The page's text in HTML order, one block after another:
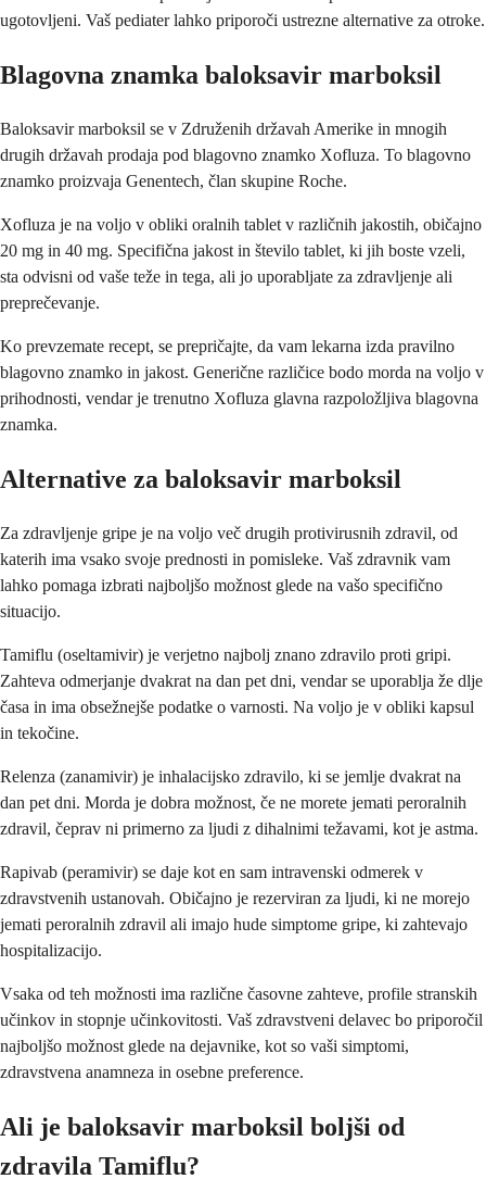
ugotovljeni. Vaš pediater lahko priporoči ustrezne alternative za otroke.
Blagovna znamka baloksavir marboksil
Baloksavir marboksil se v Združenih državah Amerike in mnogih
drugih državah prodaja pod blagovno znamko Xofluza. To blagovno
znamko proizvaja Genentech, član skupine Roche.
Xofluza je na voljo v obliki oralnih tablet v različnih jakostih, običajno
20 mg in 40 mg. Specifična jakost in število tablet, ki jih boste vzeli,
sta odvisni od vaše teže in tega, ali jo uporabljate za zdravljenje ali
preprečevanje.
Ko prevzemate recept, se prepričajte, da vam lekarna izda pravilno
blagovno znamko in jakost. Generične različice bodo morda na voljo v
prihodnosti, vendar je trenutno Xofluza glavna razpoložljiva blagovna
znamka.
Alternative za baloksavir marboksil
Za zdravljenje gripe je na voljo več drugih protivirusnih zdravil, od
katerih ima vsako svoje prednosti in pomisleke. Vaš zdravnik vam
lahko pomaga izbrati najboljšo možnost glede na vašo specifično
situacijo.
Tamiflu (oseltamivir) je verjetno najbolj znano zdravilo proti gripi.
Zahteva odmerjanje dvakrat na dan pet dni, vendar se uporablja že dlje
časa in ima obsežnejše podatke o varnosti. Na voljo je v obliki kapsul
in tekočine.
Relenza (zanamivir) je inhalacijsko zdravilo, ki se jemlje dvakrat na
dan pet dni. Morda je dobra možnost, če ne morete jemati peroralnih
zdravil, čeprav ni primerno za ljudi z dihalnimi težavami, kot je astma.
Rapivab (peramivir) se daje kot en sam intravenski odmerek v
zdravstvenih ustanovah. Običajno je rezerviran za ljudi, ki ne morejo
jemati peroralnih zdravil ali imajo hude simptome gripe, ki zahtevajo
hospitalizacijo.
Vsaka od teh možnosti ima različne časovne zahteve, profile stranskih
učinkov in stopnje učinkovitosti. Vaš zdravstveni delavec bo priporočil
najboljšo možnost glede na dejavnike, kot so vaši simptomi,
zdravstvena anamneza in osebne preference.
Ali je baloksavir marboksil boljši od
zdravila Tamiflu?